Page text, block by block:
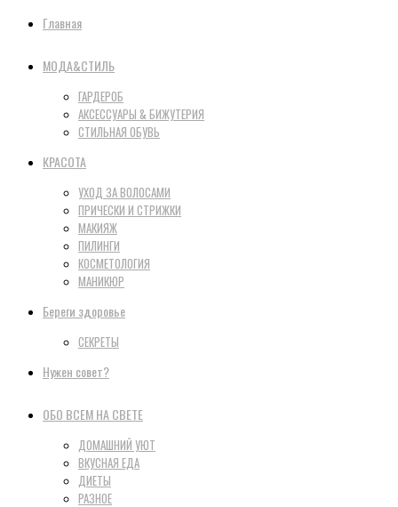
Главная
МОДА&СТИЛЬ
ГАРДЕРОБ
АКСЕССУАРЫ & БИЖУТЕРИЯ
СТИЛЬНАЯ ОБУВЬ
КРАСОТА
УХОД ЗА ВОЛОСАМИ
ПРИЧЕСКИ И СТРИЖКИ
МАКИЯЖ
ПИЛИНГИ
КОСМЕТОЛОГИЯ
МАНИКЮР
Береги здоровье
СЕКРЕТЫ
Нужен совет?
ОБО ВСЕМ НА СВЕТЕ
ДОМАШНИЙ УЮТ
ВКУСНАЯ ЕДА
ДИЕТЫ
РАЗНОЕ